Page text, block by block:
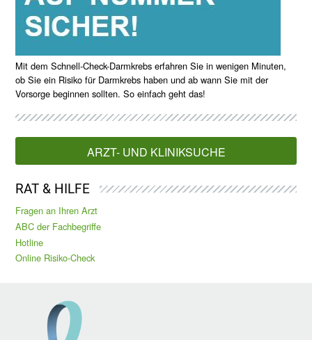
Mit dem Schnell-Check-Darmkrebs erfahren Sie in wenigen Minuten,
ob Sie ein Risiko für Darmkrebs haben und ab wann Sie mit der
Vorsorge beginnen sollten. So einfach geht das!
ARZT- UND KLINIKSUCHE
RAT & HILFE
Fragen an Ihren Arzt
ABC der Fachbegriffe
Hotline
Online Risiko-Check